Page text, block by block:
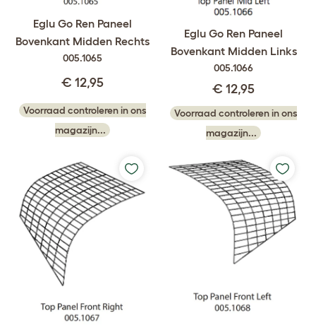
Eglu Go Ren Paneel
Bovenkant Midden Rechts
005.1065
€ 12,95
Voorraad controleren in ons
magazijn...
Eglu Go Ren Paneel
Bovenkant Midden Links
005.1066
€ 12,95
Voorraad controleren in ons
magazijn...